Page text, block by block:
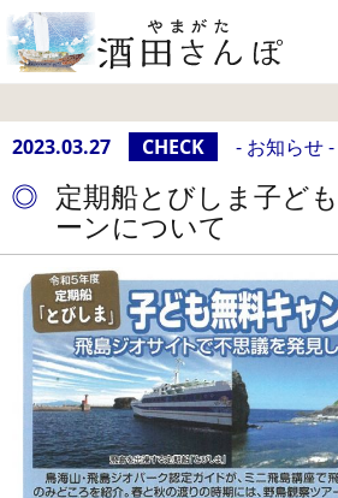
2023.03.27 CHECK - お知らせ -
定期船とびしま子ど
ーンについて